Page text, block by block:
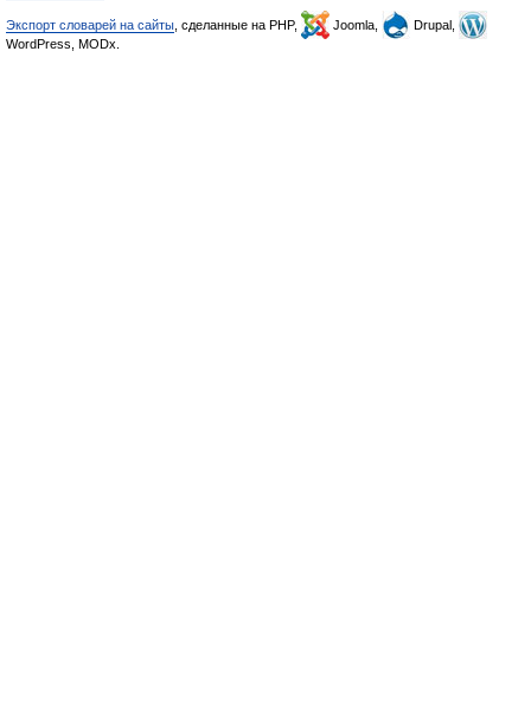
Экспорт словарей на сайты , сделанные на PHP, Joomla,
Drupal,
WordPress, MODx.